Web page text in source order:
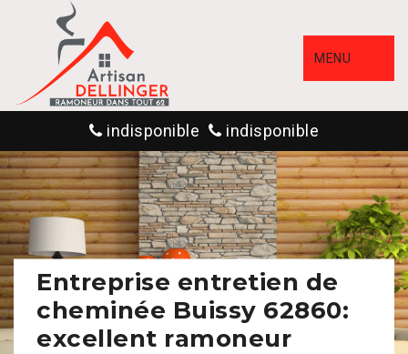
MENU
indisponible indisponible
Entreprise entretien de
cheminée Buissy 62860:
excellent ramoneur